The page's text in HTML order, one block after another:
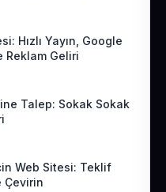
Hızlı Yayın, Google
Reklam Geliri
Talep: Sokak Sokak
Web Sitesi: Teklif
Çevirin